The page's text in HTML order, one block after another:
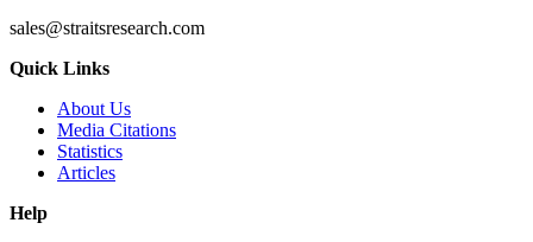
sales@straitsresearch.com
Quick Links
About Us
Media Citations
Statistics
Articles
Help